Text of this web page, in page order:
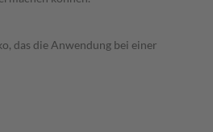
das die Anwendung bei einer